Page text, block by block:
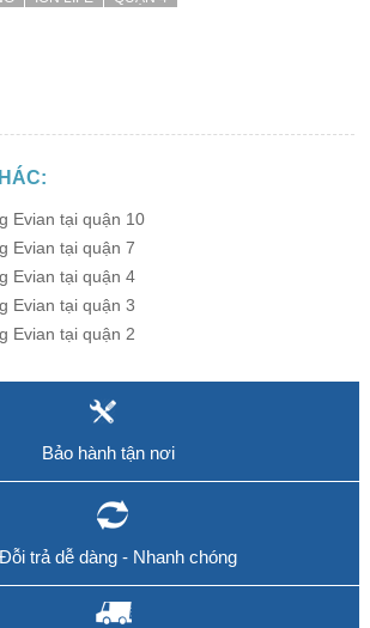
Evian tại quận 10
Evian tại quận 7
Evian tại quận 4
Evian tại quận 3
Evian tại quận 2
Bảo hành tận nơi
Đỗi trả dễ dàng - Nhanh chóng